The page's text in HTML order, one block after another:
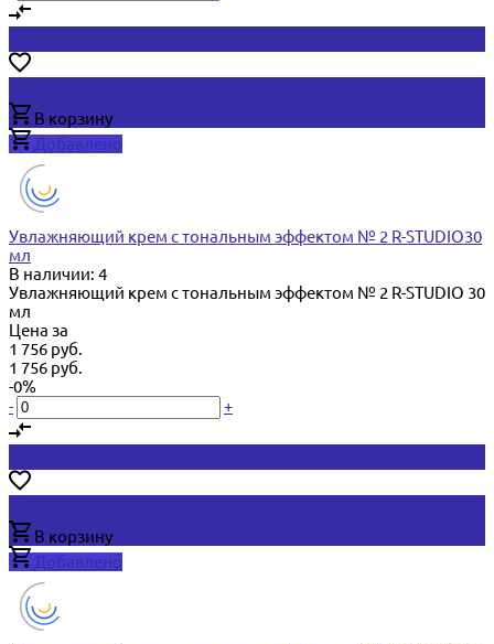
В корзину
Добавлено
Увлажняющий крем с тональным эффектом № 2 R-STUDIO30
мл
В наличии: 4
Увлажняющий крем с тональным эффектом № 2 R-STUDIO 30
мл
Цена за
1 756 руб.
1 756 руб.
-0%
-
+
В корзину
Добавлено